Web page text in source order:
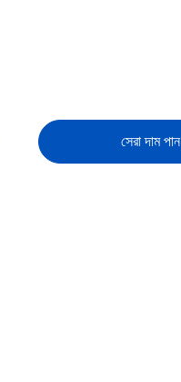
সেরা দাম পান